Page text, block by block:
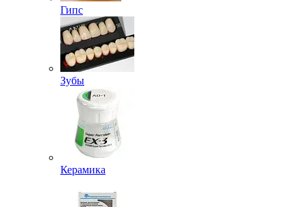
Гипс
Зубы
Керамика